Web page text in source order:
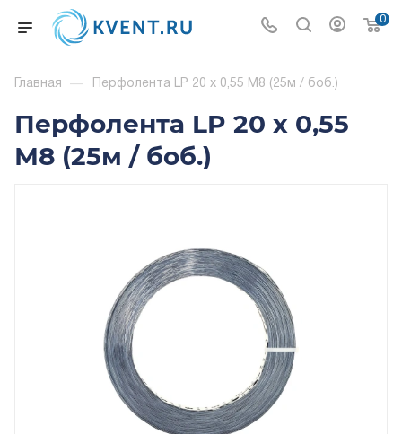
0
Главная — Перфолента LP 20 x 0,55 М8 (25м / боб.)
Перфолента LP 20 x 0,55
М8 (25м / боб.)